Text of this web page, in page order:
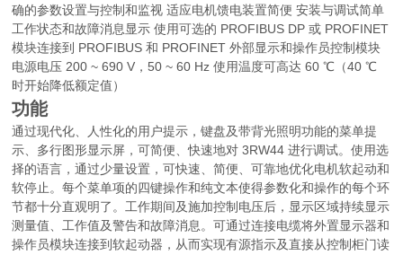
确的参数设置与控制和监视 适应电机馈电装置简便 安装与调试简单
工作状态和故障消息显示 使用可选的 PROFIBUS DP 或 PROFINET
模块连接到 PROFIBUS 和 PROFINET 外部显示和操作员控制模块
电源电压 200 ~ 690 V，50 ~ 60 Hz 使用温度可高达 60 ℃（40 ℃
时开始降低额定值）
功能
通过现代化、人性化的用户提示，键盘及带背光照明功能的菜单提
示、多行图形显示屏，可简便、快速地对 3RW44 进行调试。使用选
择的语言，通过少量设置，可快速、简便、可靠地优化电机软起动和
软停止。每个菜单项的四键操作和纯文本使得参数化和操作的每个环
节都十分直观明了。工作期间及施加控制电压后，显示区域持续显示
测量值、工作值及警告和故障消息。可通过连接电缆将外置显示器和
操作员模块连接到软起动器，从而实现有源指示及直接从控制柜门读